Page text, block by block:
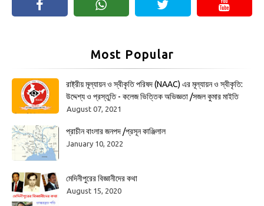
Most Popular
রাষ্ট্রীয় মূল্যায়ন ও স্বীকৃতি পরিষদ (NAAC) এর মূল্যায়ন ও স্বীকৃতি:
উদ্দেশ্য ও প্রস্তুতি - কলেজ ভিত্তিক অভিজ্ঞতা /সজল কুমার মাইতি
August 07, 2021
প্রাচীন বাংলার জনপদ /প্রসূন কাঞ্জিলাল
January 10, 2022
মেদিনীপুরের বিজ্ঞানীদের কথা
August 15, 2020